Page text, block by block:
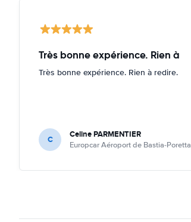
Très bonne expérience. Rien à
Très bonne expérience. Rien à redire.
C Celine PARMENTIER
Europcar Aéroport de Bastia-Poretta